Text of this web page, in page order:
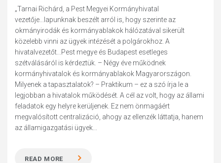
„Tarnai Richárd, a Pest Megyei Kormányhivatal
vezetője...lapunknak beszélt arról is, hogy szerinte az
okmányirodák és kormányablakok hálózatával sikerült
közelebb vinni az ügyek intézését a polgárokhoz. A
hivatalvezetőt...Pest megye és Budapest esetleges
szétválásáról is kérdeztük. – Négy éve működnek
kormányhivatalok és kormányablakok Magyarországon.
Milyenek a tapasztalatok? – Praktikum – ez a szó írja le a
legjobban a hivatalok működését. A cél az volt, hogy az állami
feladatok egy helyre kerüljenek. Ez nem önmagáért
megvalósított centralizáció, ahogy az ellenzék láttatja, hanem
az államigazgatási ügyek...
READ MORE